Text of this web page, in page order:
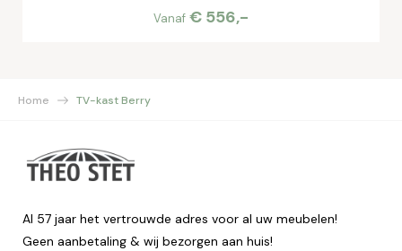
Vanaf € 556,-
Home TV-kast Berry
Al 57 jaar het vertrouwde adres voor al uw meubelen!
Geen aanbetaling & wij bezorgen aan huis!